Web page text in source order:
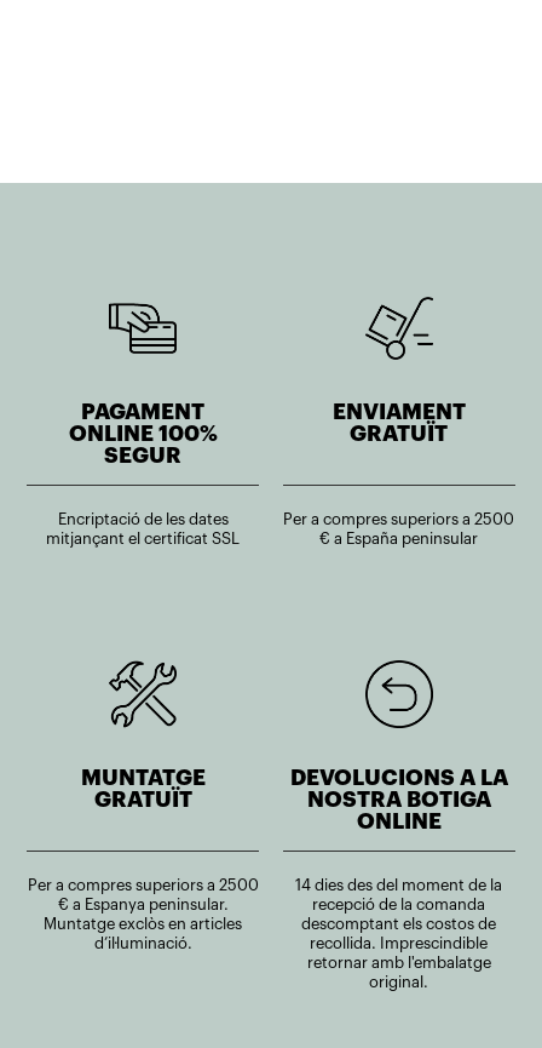
PAGAMENT
ONLINE 100%
SEGUR
Encriptació de les dates
mitjançant el certificat SSL
ENVIAMENT
GRATUÏT
Per a compres superiors a 2500
€ a España peninsular
MUNTATGE
GRATUÏT
Per a compres superiors a 2500
€ a Espanya peninsular.
Muntatge exclòs en articles
d’il·luminació.
DEVOLUCIONS A LA
NOSTRA BOTIGA
ONLINE
14 dies des del moment de la
recepció de la comanda
descomptant els costos de
recollida. Imprescindible
retornar amb l'embalatge
original.